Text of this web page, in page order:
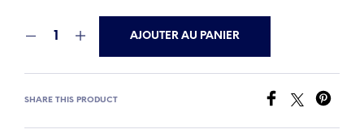
AJOUTER AU PANIER
SHARE THIS PRODUCT